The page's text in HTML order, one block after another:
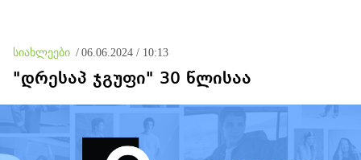
სიახლეები / 06.06.2024 / 10:13
"დრესაპ ჯგუფი" 30 წლისაა